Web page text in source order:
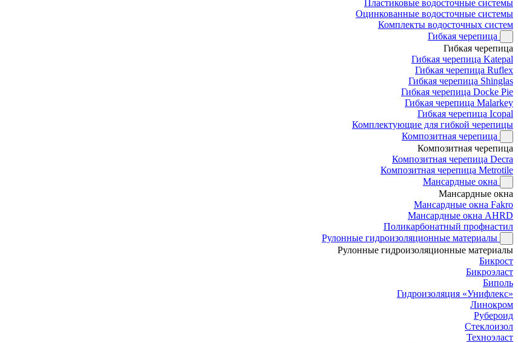
Пластиковые водосточные системы
Оцинкованные водосточные системы
Комплекты водосточных систем
Гибкая черепица
Гибкая черепица
Гибкая черепица Katepal
Гибкая черепица Ruflex
Гибкая черепица Shinglas
Гибкая черепица Docke Pie
Гибкая черепица Malarkey
Гибкая черепица Icopal
Комплектующие для гибкой черепицы
Композитная черепица
Композитная черепица
Композитная черепица Decra
Композитная черепица Metrotile
Мансардные окна
Мансардные окна
Мансардные окна Fakro
Мансардные окна AHRD
Поликарбонатный профнастил
Рулонные гидроизоляционные материалы
Рулонные гидроизоляционные материалы
Бикрост
Бикроэласт
Биполь
Гидроизоляция «Унифлекс»
Линокром
Рубероид
Стеклоизол
Техноэласт